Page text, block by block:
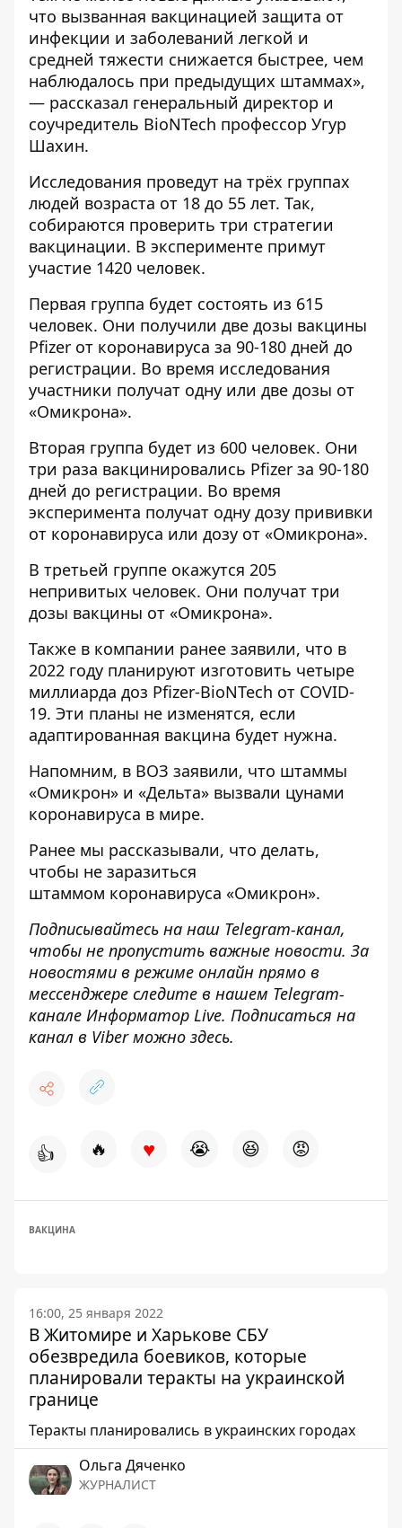
что вызванная вакцинацией защита от
инфекции и заболеваний легкой и
средней тяжести снижается быстрее, чем
наблюдалось при предыдущих штаммах»,
— рассказал генеральный директор и
соучредитель BioNTech профессор Угур
Шахин.
Исследования проведут на трёх группах
людей возраста от 18 до 55 лет. Так,
собираются проверить три стратегии
вакцинации. В эксперименте примут
участие 1420 человек.
Первая группа будет состоять из 615
человек. Они получили две дозы вакцины
Pfizer от коронавируса за 90-180 дней до
регистрации. Во время исследования
участники получат одну или две дозы от
«Омикрона».
Вторая группа будет из 600 человек. Они
три раза вакцинировались Pfizer за 90-180
дней до регистрации. Во время
эксперимента получат одну дозу прививки
от коронавируса или дозу от «Омикрона».
В третьей группе окажутся 205
непривитых человек. Они получат три
дозы вакцины от «Омикрона».
Также в компании ранее заявили, что в
2022 году планируют изготовить четыре
миллиарда доз Pfizer-BioNTech от COVID-
19. Эти планы не изменятся, если
адаптированная вакцина будет нужна.
Напомним, в ВОЗ заявили, что штаммы
«Омикрон» и «Дельта» вызвали цунами
коронавируса в мире.
Ранее мы рассказывали, что делать,
чтобы не заразиться
штаммом коронавируса «Омикрон».
Подписывайтесь на наш Telegram-канал,
чтобы не пропустить важные новости. За
новостями в режиме онлайн прямо в
мессенджере следите в нашем Telegram-
канале Информатор Live. Подписаться на
канал в Viber можно здесь.
👍 🔥 ♥ 😭 😆 😡
ВАКЦИНА
16:00, 25 января 2022
В Житомире и Харькове СБУ
обезвредила боевиков, которые
планировали теракты на украинской
границе
Теракты планировались в украинских городах
Ольга Дяченко
ЖУРНАЛИСТ